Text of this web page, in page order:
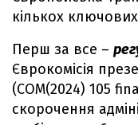
кількох
Перш за все –
Єврокомісія
(COM(2024) 105
скорочення